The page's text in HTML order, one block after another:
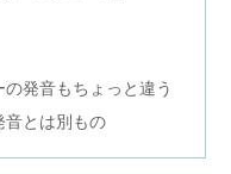
発音もちょっと違う
音とは別もの